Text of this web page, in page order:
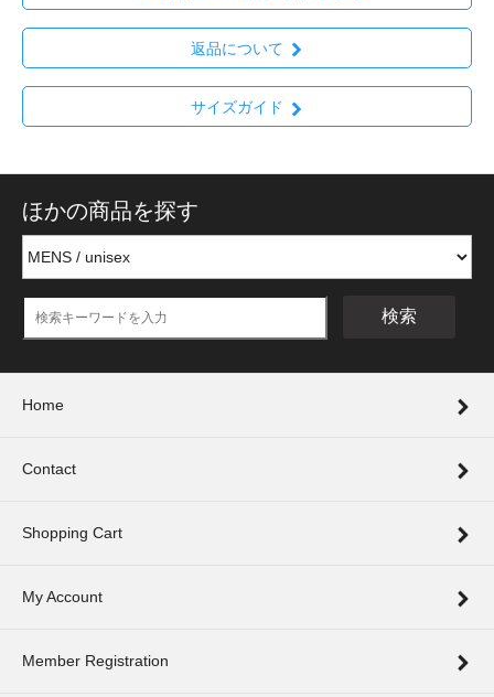
返品について
サイズガイド
ほかの商品を探す
検索
Home
Contact
Shopping Cart
My Account
Member Registration